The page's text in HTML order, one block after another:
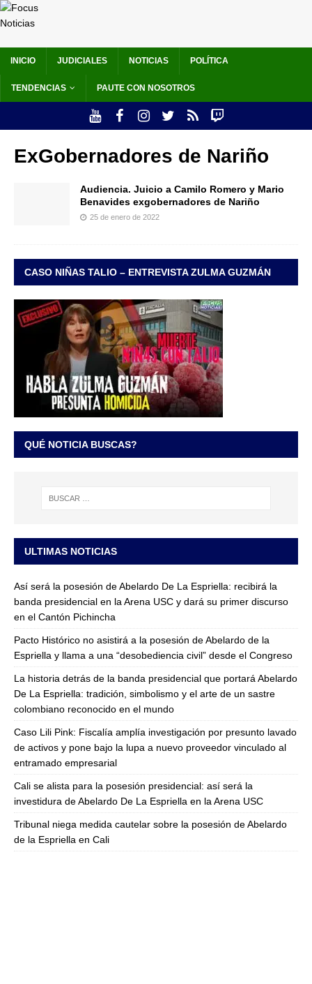
INICIO JUDICIALES NOTICIAS POLÍTICA
TENDENCIAS PAUTE CON NOSOTROS
ExGobernadores de Nariño
Audiencia. Juicio a Camilo Romero y Mario
Benavides exgobernadores de Nariño
25 de enero de 2022
CASO NIÑAS TALIO – ENTREVISTA ZULMA GUZMÁN
QUÉ NOTICIA BUSCAS?
ULTIMAS NOTICIAS
Así será la posesión de Abelardo De La Espriella: recibirá la
banda presidencial en la Arena USC y dará su primer discurso
en el Cantón Pichincha
Pacto Histórico no asistirá a la posesión de Abelardo de la
Espriella y llama a una “desobediencia civil” desde el Congreso
La historia detrás de la banda presidencial que portará Abelardo
De La Espriella: tradición, simbolismo y el arte de un sastre
colombiano reconocido en el mundo
Caso Lili Pink: Fiscalía amplía investigación por presunto lavado
de activos y pone bajo la lupa a nuevo proveedor vinculado al
entramado empresarial
Cali se alista para la posesión presidencial: así será la
investidura de Abelardo De La Espriella en la Arena USC
Tribunal niega medida cautelar sobre la posesión de Abelardo
de la Espriella en Cali